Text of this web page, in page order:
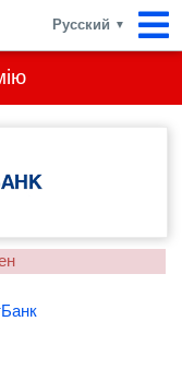
Русский ▼